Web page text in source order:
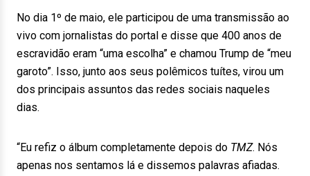
No dia 1º de maio, ele participou de uma transmissão ao
vivo com jornalistas do portal e disse que 400 anos de
escravidão eram “uma escolha” e chamou Trump de “meu
garoto”. Isso, junto aos seus polêmicos tuítes, virou um
dos principais assuntos das redes sociais naqueles
dias.
“Eu refiz o álbum completamente depois do TMZ. Nós
apenas nos sentamos lá e dissemos palavras afiadas.